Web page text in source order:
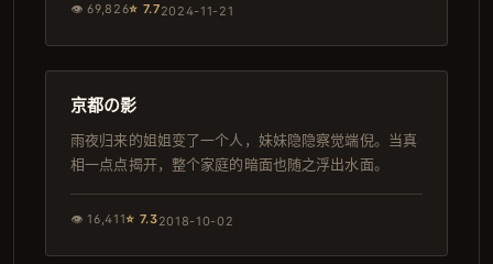
👁69,826⭐ 7.72024-11-21
导演剪辑版
159分钟
京都の影
雨夜归来的姐姐变了一个人，妹妹隐隐察觉端倪。当真
相一点点揭开，整个家庭的暗面也随之浮出水面。
👁16,411⭐ 7.32018-10-02
129分钟